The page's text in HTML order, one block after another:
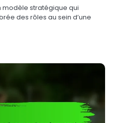
modèle stratégique qui
des rôles au sein d’une